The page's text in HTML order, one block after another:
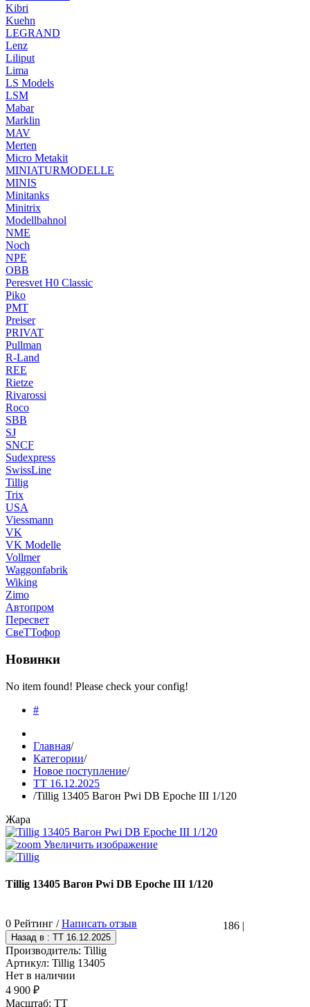
Kibri
Kuehn
LEGRAND
Lenz
Liliput
Lima
LS Models
LSM
Mabar
Marklin
MAV
Merten
Micro Metakit
MINIATURMODELLE
MINIS
Minitanks
Minitrix
Modellbahnol
NME
Noch
NPE
OBB
Peresvet H0 Classic
Piko
PMT
Preiser
PRIVAT
Pullman
R-Land
REE
Rietze
Rivarossi
Roco
SBB
SJ
SNCF
Sudexpress
SwissLine
Tillig
Trix
USA
Viessmann
VK
VK Modelle
Vollmer
Waggonfabrik
Wiking
Zimo
Автопром
Пересвет
СвеТТофор
Новинки
No item found! Please check your config!
#
Главная/
Категории/
Новое поступление/
TT 16.12.2025
/Tillig 13405 Вагон Pwi DB Epoche III 1/120
Жара
Увеличить изображение
Tillig 13405 Вагон Pwi DB Epoche III 1/120
186 |
0 Рейтинг /Написать отзыв
Производитель: Tillig
Артикул: Tillig 13405
Нет в наличии
4 900 ₽
Масштаб: TT